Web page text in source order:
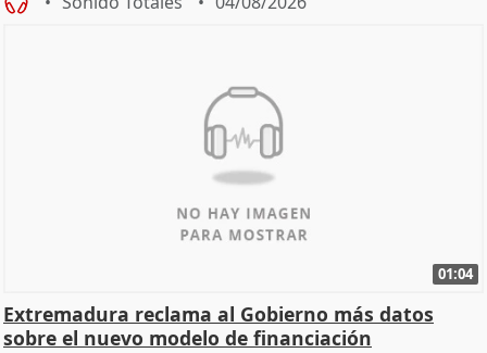
01:04
Extremadura reclama al Gobierno más datos
sobre el nuevo modelo de financiación